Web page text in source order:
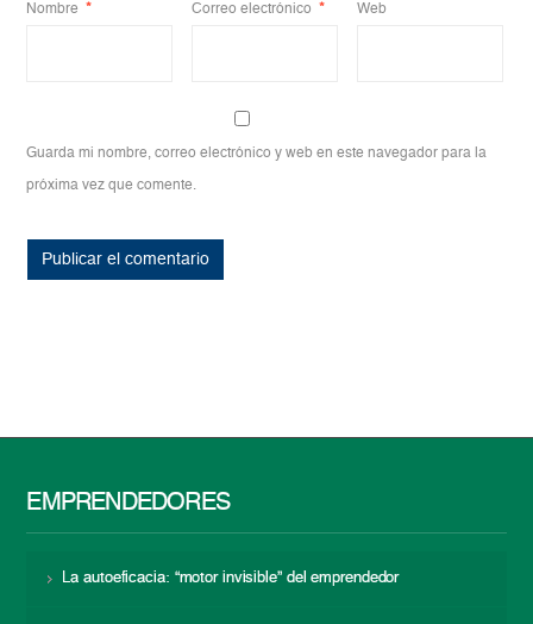
Nombre * Correo electrónico * Web
Guarda mi nombre, correo electrónico y web en este navegador para la
próxima vez que comente.
EMPRENDEDORES
La autoeficacia: “motor invisible” del emprendedor